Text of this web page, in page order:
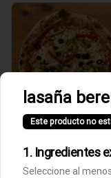
Antipasto
lasaña
Este producto no
1. Ingredientes
Seleccione al